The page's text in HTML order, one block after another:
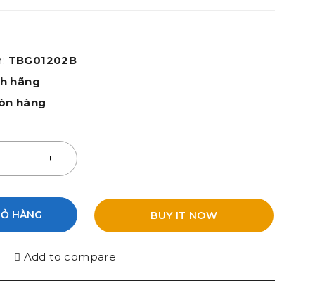
TBG01202B
hãng
hàng
HÀNG BUY IT NOW
Add to compare